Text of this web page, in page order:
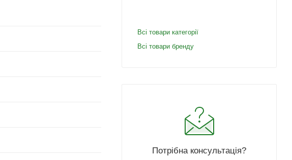
Всі товари категорії
Всі товари бренду
Потрібна консультація?